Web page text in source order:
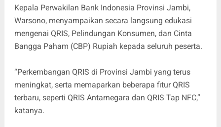
Kepala Perwakilan Bank Indonesia Provinsi Jambi,
Warsono, menyampaikan secara langsung edukasi
mengenai QRIS, Pelindungan Konsumen, dan Cinta
Bangga Paham (CBP) Rupiah kepada seluruh peserta.
“Perkembangan QRIS di Provinsi Jambi yang terus
meningkat, serta memaparkan beberapa fitur QRIS
terbaru, seperti QRIS Antarnegara dan QRIS Tap NFC,”
katanya.